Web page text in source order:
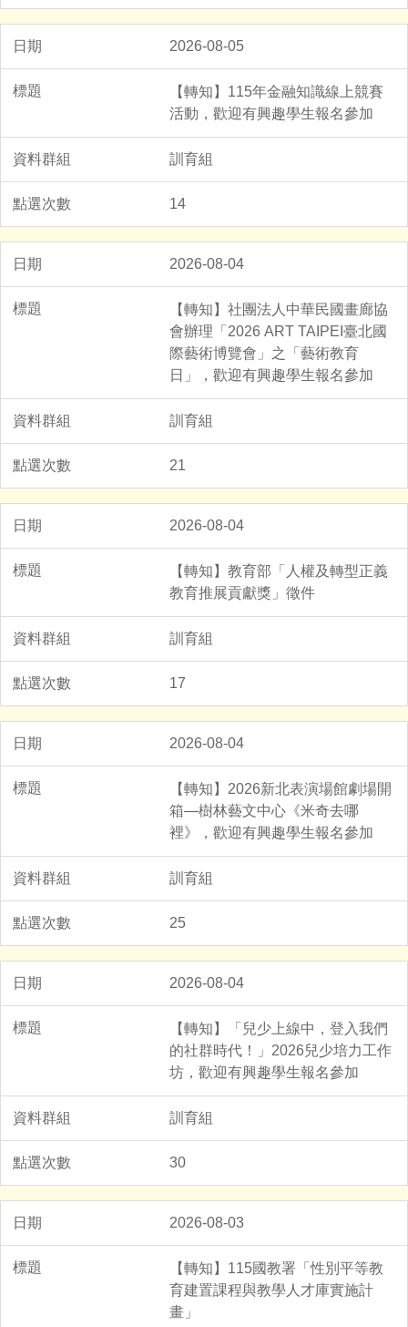
2026-08-05
【轉知】115年金融知識線上競賽
活動，歡迎有興趣學生報名參加
訓育組
14
2026-08-04
【轉知】社團法人中華民國畫廊協
會辦理「2026 ART TAIPEI臺北國
際藝術博覽會」之「藝術教育
日」，歡迎有興趣學生報名參加
訓育組
21
2026-08-04
【轉知】教育部「人權及轉型正義
教育推展貢獻獎」徵件
訓育組
17
2026-08-04
【轉知】2026新北表演場館劇場開
箱—樹林藝文中心《米奇去哪
裡》，歡迎有興趣學生報名參加
訓育組
25
2026-08-04
【轉知】「兒少上線中，登入我們
的社群時代！」2026兒少培力工作
坊，歡迎有興趣學生報名參加
訓育組
30
2026-08-03
【轉知】115國教署「性別平等教
育建置課程與教學人才庫實施計
畫」